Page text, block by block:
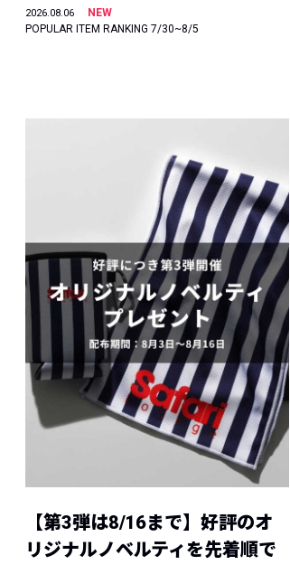
2026.08.06
NEW
POPULAR ITEM RANKING 7/30~8/5
【第3弾は8/16まで】好評のオ
リジナルノベルティを先着順で